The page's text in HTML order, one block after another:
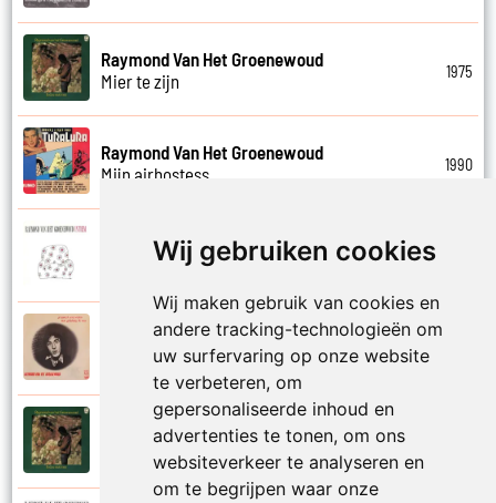
Wij gebruiken cookies
Wij maken gebruik van cookies en
andere tracking-technologieën om
uw surfervaring op onze website
te verbeteren, om
gepersonaliseerde inhoud en
advertenties te tonen, om ons
websiteverkeer te analyseren en
om te begrijpen waar onze
Raymond Van Het Groenewoud
Mier te zijn
1975
Raymond Van Het Groenewoud
Mijn airhostess
1990
Raymond Van Het Groenewoud
Mijn leven lang
Raymond Van Het Groenewoud
Mijn lieve schatje
Raymond Van Het Groenewoud
Mijn schoolgaande jeugd